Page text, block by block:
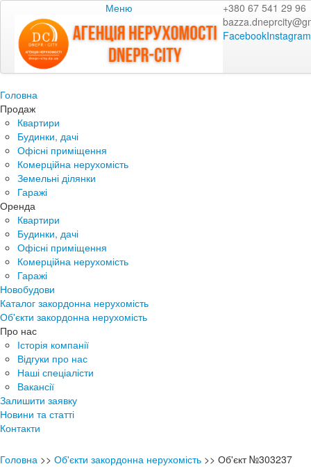
Меню
+380 67 541 29 96
FacebookInstagram
Головна
Продаж
Квартири
Будинки, дачі
Офісні приміщення
Комерційна нерухомість
Земельні ділянки
Гаражі
Оренда
Квартири
Будинки, дачі
Офісні приміщення
Комерційна нерухомість
Гаражі
Новобудови
Каталог закордонна нерухомість
Об'єкти закордонна нерухомість
Про нас
Історія компанії
Відгуки про нас
Наші спеціалісти
Вакансії
Залишити заявку
Новини та статті
Контакти
Головна >> Об'єкти закордонна нерухомість >> Об'єкт №303237